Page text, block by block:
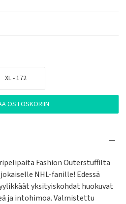
XL - 172
OSTOSKORIIN
Fashion Outerstuffilta
NHL-fanille! Edessä
yksityiskohdat huokuvat
ja intohimoa. Valmistettu